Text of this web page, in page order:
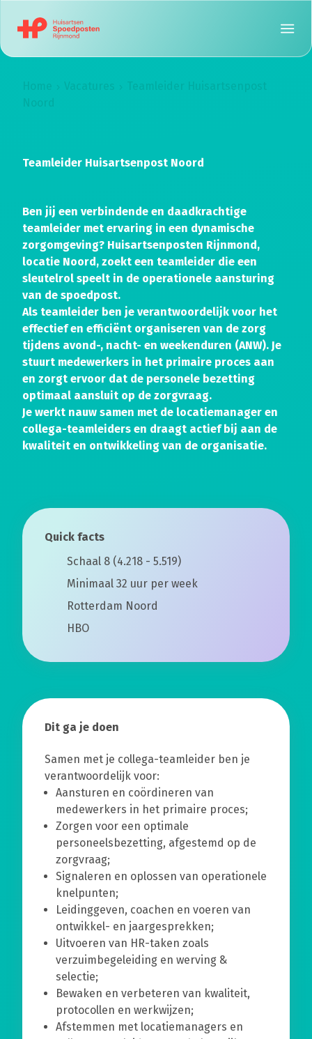
Teamleider Huisartsenpost Noord
Ben jij een verbindende en daadkrachtige
teamleider met ervaring in een dynamische
zorgomgeving? Huisartsenposten Rijnmond,
locatie Noord, zoekt een teamleider die een
sleutelrol speelt in de operationele aansturing
van de spoedpost.
Als teamleider ben je verantwoordelijk voor het
effectief en efficiënt organiseren van de zorg
tijdens avond-, nacht- en weekenduren (ANW). Je
stuurt medewerkers in het primaire proces aan
en zorgt ervoor dat de personele bezetting
optimaal aansluit op de zorgvraag.
Je werkt nauw samen met de locatiemanager en
collega-teamleiders en draagt actief bij aan de
kwaliteit en ontwikkeling van de organisatie.
Quick facts
Schaal 8 (4.218 - 5.519)
Minimaal 32 uur per week
Rotterdam Noord
HBO
Dit ga je doen
Samen met je collega-teamleider ben je
verantwoordelijk voor:
Aansturen en coördineren van
medewerkers in het primaire proces;
Zorgen voor een optimale
personeelsbezetting, afgestemd op de
zorgvraag;
Signaleren en oplossen van operationele
knelpunten;
Leidinggeven, coachen en voeren van
ontwikkel- en jaargesprekken;
Uitvoeren van HR-taken zoals
verzuimbegeleiding en werving &
selectie;
Bewaken en verbeteren van kwaliteit,
protocollen en werkwijzen;
Afstemmen met locatiemanagers en